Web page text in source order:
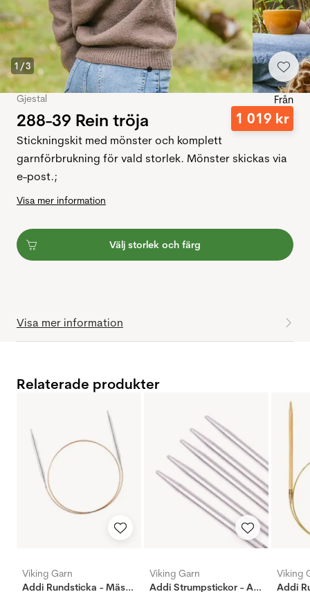
1 /3
Gjestal
288-39 Rein tröja
Från
1 019 kr
Stickningskit med mönster och komplett
garnförbrukning för vald storlek. Mönster skickas via
e-post.;
Visa mer information
Välj storlek och färg
Visa mer information
Relaterade produkter
Viking Garn
Addi Rundsticka - Mässing
Viking Garn
Addi Strumpstickor - Aluminium
Viking